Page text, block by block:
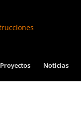
Proyectos Noticias